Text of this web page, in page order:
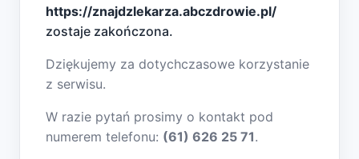
https://znajdzlekarza.abczdrowie.pl/
zostaje zakończona.
Dziękujemy za dotychczasowe korzystanie
z serwisu.
W razie pytań prosimy o kontakt pod
numerem telefonu: (61) 626 25 71.